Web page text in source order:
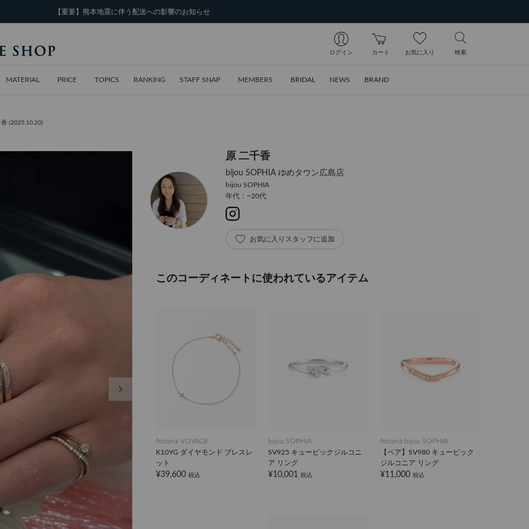
【重要】熊本地震に伴う配送への影響のお知らせ
ログイン カート お気に入り 検索
MATERIAL PRICE TOPICS RANKING STAFF SNAP MEMBERS BRIDAL NEWS BRAND
(2025.10.20)
原 二千香
bijou SOPHIA ゆめタウン広島店
bijou SOPHIA
年代：~20代
お気に入りスタッフに追加
このコーディネートに使われているアイテム
festaria VOYAGE
K10YG ダイヤモンド ブレスレ
ット
¥39,600 税込
bijou SOPHIA
SV925 キュービックジルコニ
ア リング
¥10,001 税込
festaria bijou SOPHIA
【ペア】SV980 キュービック
ジルコニア リング
¥11,000 税込